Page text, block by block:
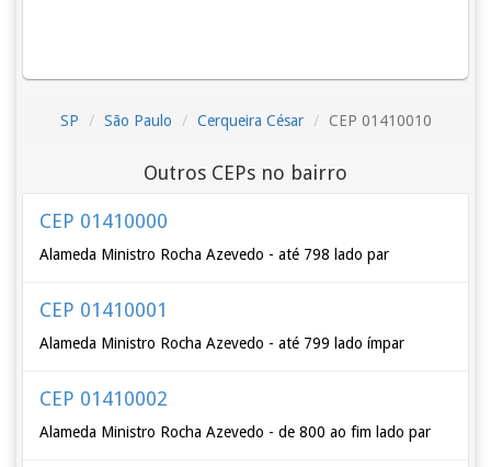
SP São Paulo Cerqueira César CEP 01410010
Outros CEPs no bairro
CEP 01410000
Alameda Ministro Rocha Azevedo - até 798 lado par
CEP 01410001
Alameda Ministro Rocha Azevedo - até 799 lado ímpar
CEP 01410002
Alameda Ministro Rocha Azevedo - de 800 ao fim lado par